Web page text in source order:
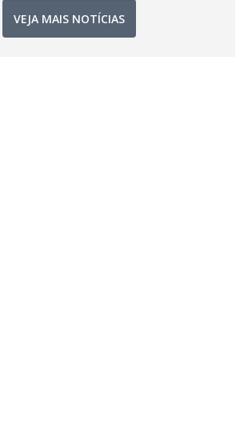
VEJA MAIS NOTÍCIAS